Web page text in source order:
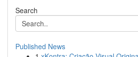
Search
Published News